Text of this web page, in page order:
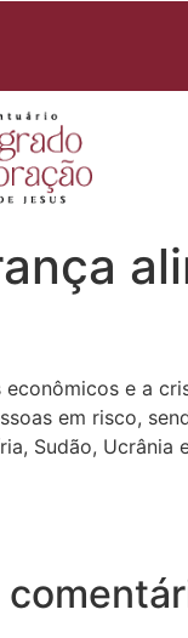
e a
em risco,
Sudão, Ucrânia